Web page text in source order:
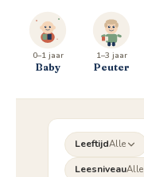
0–1 jaar
Baby
1–3 jaar
Peuter
LeeftijdAlle
LeesniveauAlle